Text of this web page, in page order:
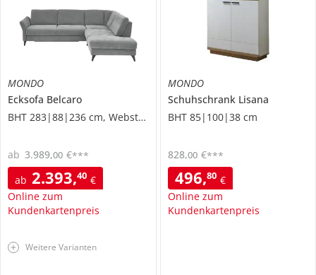
MONDO
Ecksofa Belcaro
BHT 283|88|236 cm, Webstoff
ab 2.393,40 €
Online zum
Kundenkartenpreis
ab 3.989,00 €***
Weitere Varianten
MONDO
Schuhschrank Lisana
BHT 85|100|38 cm
496,80 €
Online zum
Kundenkartenpreis
828,00 €***